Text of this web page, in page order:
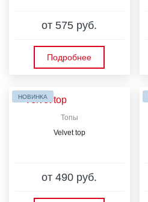
от 575 руб.
Подробнее
НОВИНКА
Топы
Velvet top
от 490 руб.